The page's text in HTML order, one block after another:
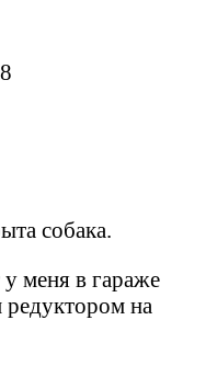
собака.
меня в гараже
редуктором на